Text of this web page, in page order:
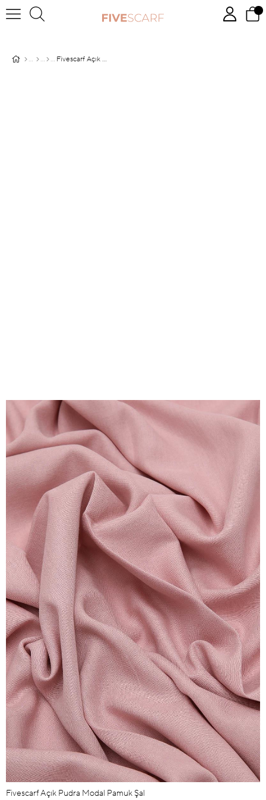
Fivescarf Açık Pudra Modal Pamuk Şal
Fivescarf Açık Pudra Modal Pamuk Şal